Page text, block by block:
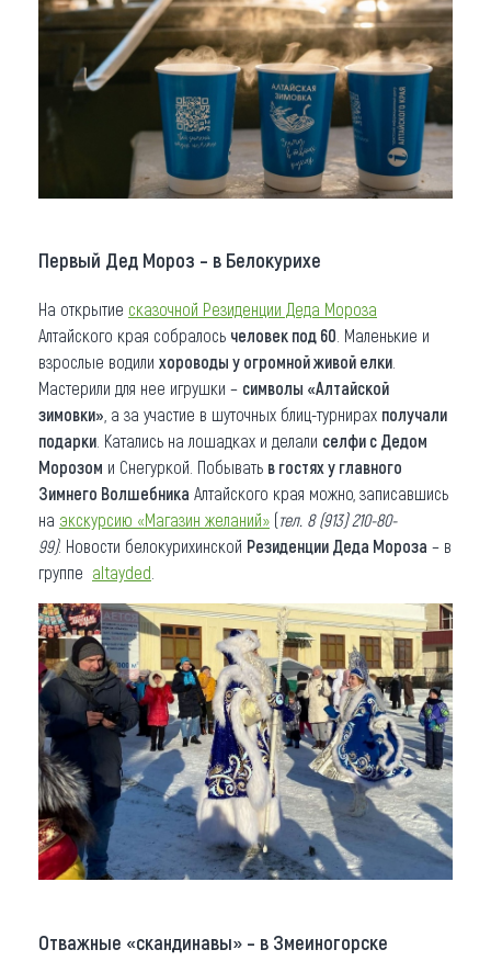
Первый Дед Мороз – в Белокурихе
На открытие сказочной Резиденции Деда Мороза
Алтайского края собралось человек под 60 . Маленькие и
взрослые водили хороводы у огромной живой елки
Мастерили для нее игрушки – символы «Алтайской
зимовки» , а за участие в шуточных блиц-турнирах получали
подарки . Катались на лошадках и делали селфи с Дедом
Морозом и Снегуркой. Побывать в гостях у главного
Зимнего Волшебника Алтайского края можно, записавшись
на экскурсию «Магазин желаний» (тел. 8 (913) 210-80-
99). Новости белокурихинской Резиденции Деда Мороза – в
группе altayded
Отважные «скандинавы» – в Змеиногорске